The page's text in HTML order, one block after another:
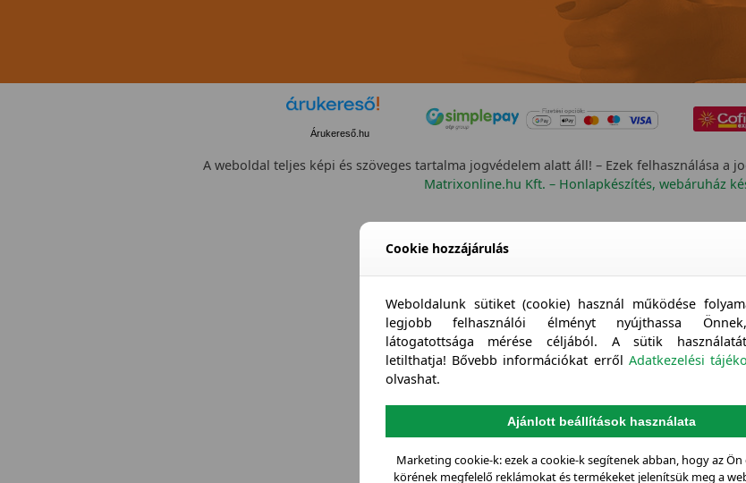
Árukereső.hu
A weboldal teljes képi és szöveges tartalma jogvédelem alatt áll! – Ezek felhasználása a
Matrixonline.hu Kft. – Honlapkészítés, webáruház
Cookie hozzájárulás
Weboldalunk sütiket (cookie) használ működése
legjobb felhasználói élményt nyújthassa
látogatottsága mérése céljából. A sütik
letilthatja! Bővebb információkat erről Adatkezelési
olvashat.
Ajánlott beállítások használata
Marketing cookie-k: ezek a cookie-k segítenek abban, hogy az
körének megfelelő reklámokat és termékeket jelenítsük meg a